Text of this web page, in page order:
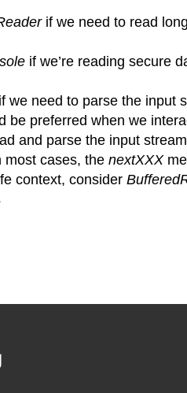
if we need to read
if we’re reading secure
we need to parse the input
be preferred when we
and parse the input
most cases, the nextXXX
context, consider